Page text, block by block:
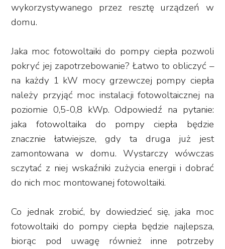
wykorzystywanego przez resztę urządzeń w
domu.
Jaka moc fotowoltaiki do pompy ciepła pozwoli
pokryć jej zapotrzebowanie? Łatwo to obliczyć –
na każdy 1 kW mocy grzewczej pompy ciepła
należy przyjąć moc instalacji fotowoltaicznej na
poziomie 0,5-0,8 kWp. Odpowiedź na pytanie:
jaka fotowoltaika do pompy ciepła będzie
znacznie łatwiejsze, gdy ta druga już jest
zamontowana w domu. Wystarczy wówczas
sczytać z niej wskaźniki zużycia energii i dobrać
do nich moc montowanej fotowoltaiki.
Co jednak zrobić, by dowiedzieć się, jaka moc
fotowoltaiki do pompy ciepła będzie najlepsza,
biorąc pod uwagę również inne potrzeby